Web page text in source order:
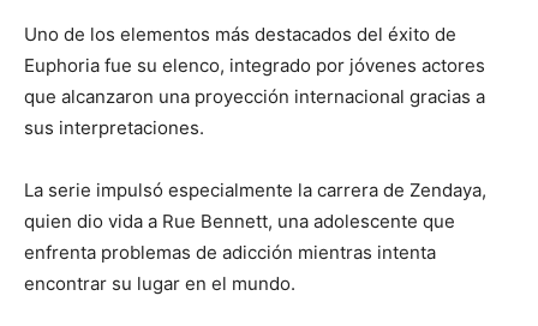
Uno de los elementos más destacados del éxito de
Euphoria fue su elenco, integrado por jóvenes actores
que alcanzaron una proyección internacional gracias a
sus interpretaciones.
La serie impulsó especialmente la carrera de Zendaya,
quien dio vida a Rue Bennett, una adolescente que
enfrenta problemas de adicción mientras intenta
encontrar su lugar en el mundo.